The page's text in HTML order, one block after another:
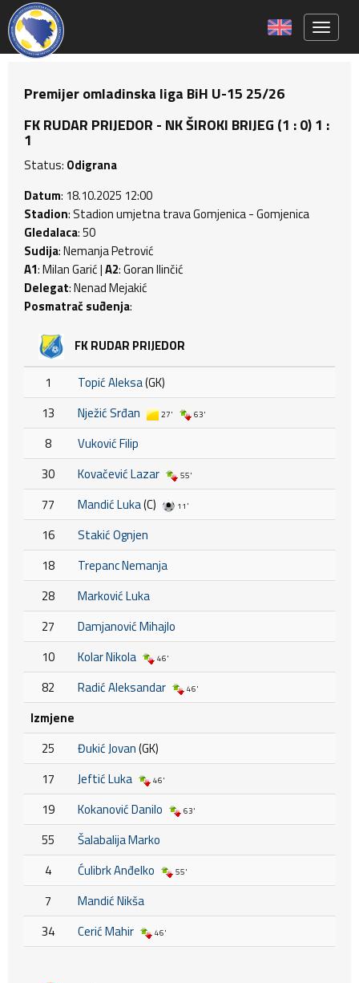
Premijer omladinska liga BiH U-15 25/26
FK RUDAR PRIJEDOR - NK ŠIROKI BRIJEG (1 : 0) 1 :
1
Status: Odigrana
Datum: 18.10.2025 12:00
Stadion: Stadion umjetna trava Gomjenica - Gomjenica
Gledalaca: 50
Sudija: Nemanja Petrović
A1: Milan Garić |A2: Goran Ilinčić
Delegat: Nenad Mejakić
Posmatrač suđenja:
FK RUDAR PRIJEDOR
1 Topić Aleksa(GK)
13
Nježić Srđan 27' 63'
8
Vuković Filip
30
Kovačević Lazar 55'
77 Mandić Luka(C) 11'
16
Stakić Ognjen
18
Trepanc Nemanja
28
Marković Luka
27
Damjanović Mihajlo
10
Kolar Nikola 46'
82 Radić Aleksandar 46'
Izmjene
25
Đukić Jovan(GK)
17
Jeftić Luka 46'
19 Kokanović Danilo 63'
55
Šalabalija Marko
4
Ćulibrk Anđelko 55'
7
Mandić Nikša
34
Cerić Mahir 46'